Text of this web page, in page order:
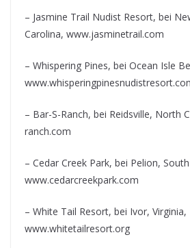
– Jasmine Trail Nudist Resort, bei
Carolina, www.jasminetrail.com
– Whispering Pines, bei Ocean Isle
– Bar-S-Ranch, bei Reidsville, North
ranch.com
– Cedar Creek Park, bei Pelion,
www.cedarcreekpark.com
– White Tail Resort, bei Ivor, Virginia,
www.whitetailresort.org